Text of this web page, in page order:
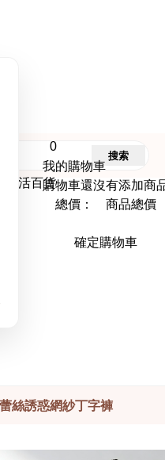
0
我的購物車
購物車還沒有添加商
總價： 商品總價
確定購物車
搜索
絲誘惑網紗丁字褲